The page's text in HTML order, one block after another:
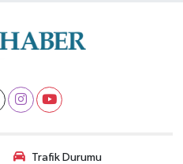
Trafik Durumu